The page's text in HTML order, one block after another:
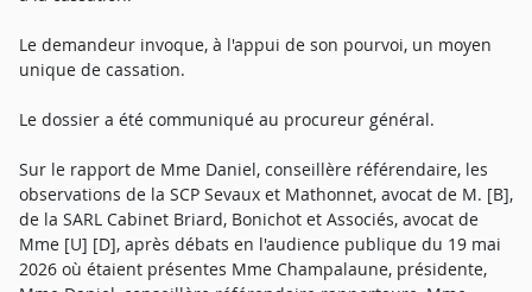
Le demandeur invoque, à l'appui de son pourvoi, un moyen
unique de cassation.
Le dossier a été communiqué au procureur général.
Sur le rapport de Mme Daniel, conseillère référendaire, les
observations de la SCP Sevaux et Mathonnet, avocat de M. [B],
de la SARL Cabinet Briard, Bonichot et Associés, avocat de
Mme [U] [D], après débats en l'audience publique du 19 mai
2026 où étaient présentes Mme Champalaune, présidente,